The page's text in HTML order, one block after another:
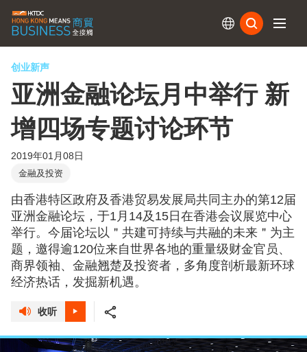
创业新声
亚洲金融论坛月中举行 新
增四场专题讨论环节
2019年01月08日
金融及投资
由香港特区政府及香港贸易发展局共同主办的第12届
亚洲金融论坛，于1月14及15日在香港会议展览中心
举行。今届论坛以＂共建可持续与共融的未来＂为主
题，邀得逾120位来自世界各地的重量级财金官员、
商界领袖、金融翘楚及投资者，多角度剖析最新环球
经济热话，发掘新机遇。
收听